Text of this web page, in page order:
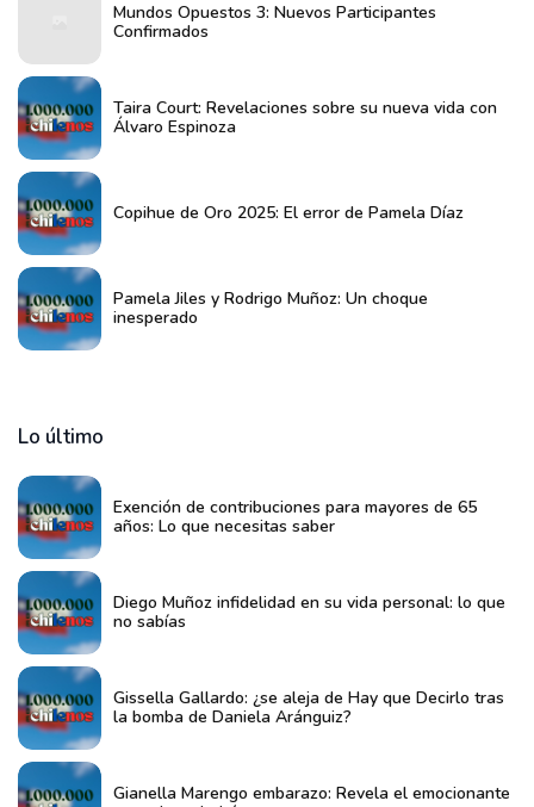
Mundos Opuestos 3: Nuevos Participantes
Confirmados
Taira Court: Revelaciones sobre su nueva vida con
Álvaro Espinoza
Copihue de Oro 2025: El error de Pamela Díaz
Pamela Jiles y Rodrigo Muñoz: Un choque
inesperado
Lo último
Exención de contribuciones para mayores de 65
años: Lo que necesitas saber
Diego Muñoz infidelidad en su vida personal: lo que
no sabías
Gissella Gallardo: ¿se aleja de Hay que Decirlo tras
la bomba de Daniela Aránguiz?
Gianella Marengo embarazo: Revela el emocionante